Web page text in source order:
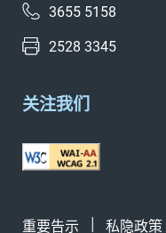
3655 5158
2528 3345
关注我们
重要告示 私隐政策